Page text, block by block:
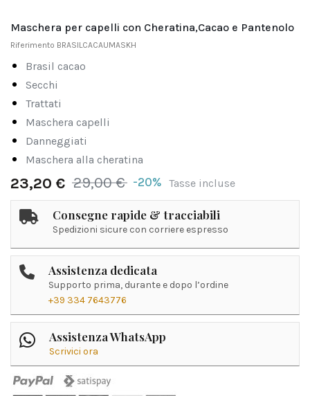
Maschera per capelli con Cheratina,Cacao e Pantenolo
Riferimento BRASILCACAUMASKH
brasil cacao
secchi
trattati
maschera capelli
danneggiati
maschera alla cheratina
23,20 € 29,00 € -20% Tasse incluse
Consegne rapide & tracciabili
Spedizioni sicure con corriere espresso
Assistenza dedicata
Supporto prima, durante e dopo l’ordine
+39 334 7643776
Assistenza WhatsApp
Scrivici ora